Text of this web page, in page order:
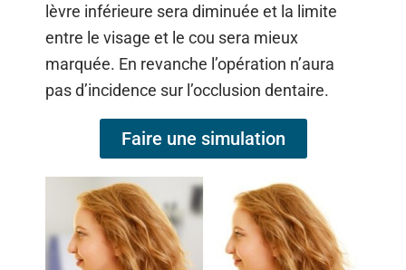
lèvre inférieure sera diminuée et la limite
entre le visage et le cou sera mieux
marquée. En revanche l’opération n’aura
pas d’incidence sur l’occlusion dentaire.
Faire une simulation